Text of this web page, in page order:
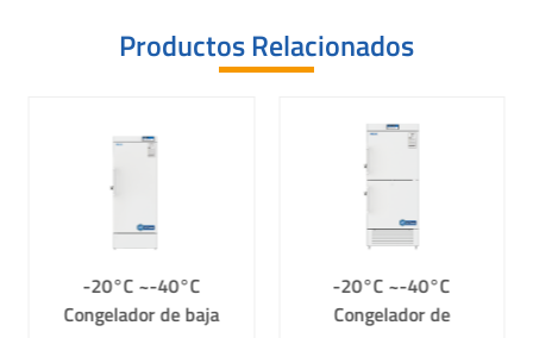
Productos Relacionados
-20°C ~-40°C
Congelador de baja
-20°C ~-40°C
Congelador de